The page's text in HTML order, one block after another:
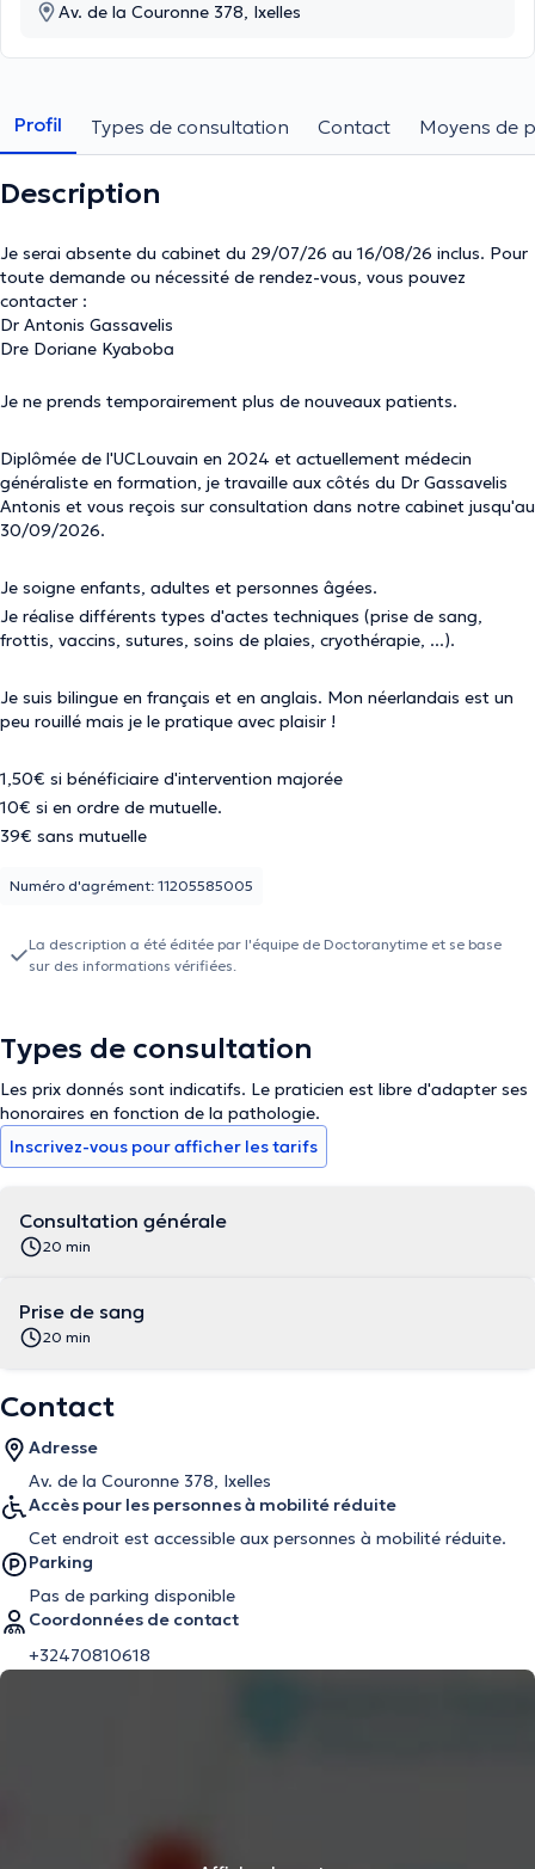
Av. de la Couronne 378, Ixelles
Profil Types de consultation Contact Moyens de
Description
Je serai absente du cabinet du 29/07/26 au 16/08/26 inclus. Pour
toute demande ou nécessité de rendez-vous, vous pouvez
contacter :
Dr Antonis Gassavelis
Dre Doriane Kyaboba
Je ne prends temporairement plus de nouveaux patients.
Diplômée de l'UCLouvain en 2024 et actuellement médecin
généraliste en formation, je travaille aux côtés du Dr Gassavelis
Antonis et vous reçois sur consultation dans notre cabinet jusqu'au
30/09/2026.
Je soigne enfants, adultes et personnes âgées.
Je réalise différents types d'actes techniques (prise de sang,
frottis, vaccins, sutures, soins de plaies, cryothérapie, ...).
Je suis bilingue en français et en anglais. Mon néerlandais est un
peu rouillé mais je le pratique avec plaisir !
1,50€ si bénéficiaire d'intervention majorée
10€ si en ordre de mutuelle.
39€ sans mutuelle
Numéro d'agrément: 11205585005
La description a été éditée par l'équipe de Doctoranytime et se base
sur des informations vérifiées.
Types de consultation
Les prix donnés sont indicatifs. Le praticien est libre d'adapter ses
honoraires en fonction de la pathologie.
Inscrivez-vous pour afficher les tarifs
Consultation générale
20 min
Prise de sang
20 min
Contact
Adresse
Av. de la Couronne 378, Ixelles
Accès pour les personnes à mobilité réduite
Cet endroit est accessible aux personnes à mobilité réduite.
Parking
Pas de parking disponible
Coordonnées de contact
+32470810618